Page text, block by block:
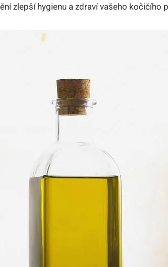
zlepší hygienu a zdraví vašeho kočičího